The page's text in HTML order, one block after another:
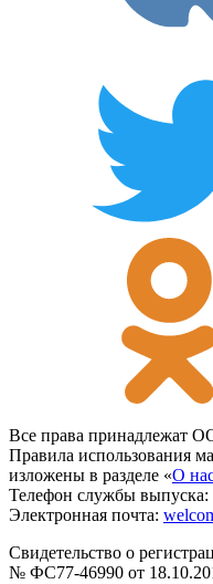
Все права принадлежат
Правила использования
изложены в разделе «О
Телефон службы выпуска:
Электронная почта:
Свидетельство о
№ ФС77-46990 от